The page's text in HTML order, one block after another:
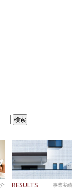
RESULTS 事業実績